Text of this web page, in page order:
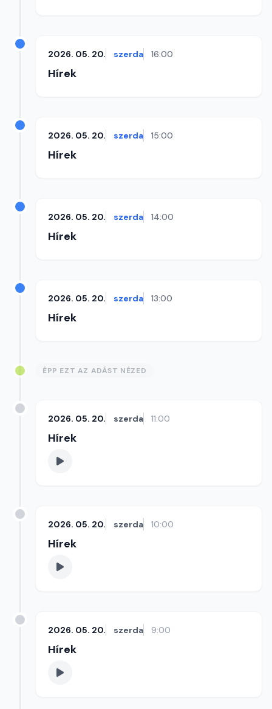
2026. 05. 20. szerda 16:00
Hírek
2026. 05. 20. szerda 15:00
Hírek
2026. 05. 20. szerda 14:00
Hírek
2026. 05. 20. szerda 13:00
Hírek
ÉPP EZT AZ ADÁST NÉZED
2026. 05. 20. szerda 11:00
Hírek
2026. 05. 20. szerda 10:00
Hírek
2026. 05. 20. szerda 9:00
Hírek